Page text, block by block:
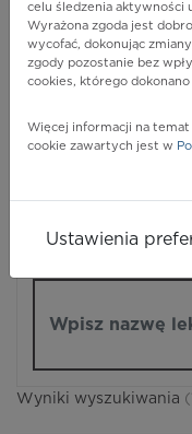
Wyniki wyszukiwania
celu śledzenia aktywności
Wyrażona zgoda jest
wycofać, dokonując
zgody pozostanie bez
cookies, którego
Więcej informacji na
cookie zawartych jest w
Ustawienia